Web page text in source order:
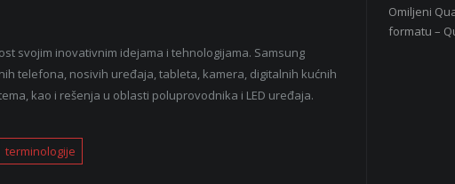
svojim inovativnim idejama i tehnologijama. Samsung
telefona, nosivih uređaja, tableta, kamera, digitalnih kućnih
kao i rešenja u oblasti poluprovodnika i LED uređaja.
terminologije
Omiljeni
formatu –